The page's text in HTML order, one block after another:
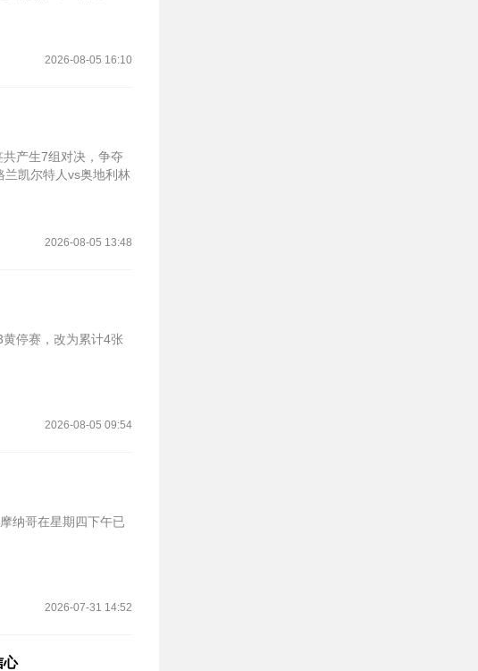
2026-08-05 16:10
产生7组对决，争夺
兰凯尔特人vs奥地利林
2026-08-05 13:48
停赛，改为累计4张
2026-08-05 09:54
纳哥在星期四下午已
2026-07-31 14:52
心